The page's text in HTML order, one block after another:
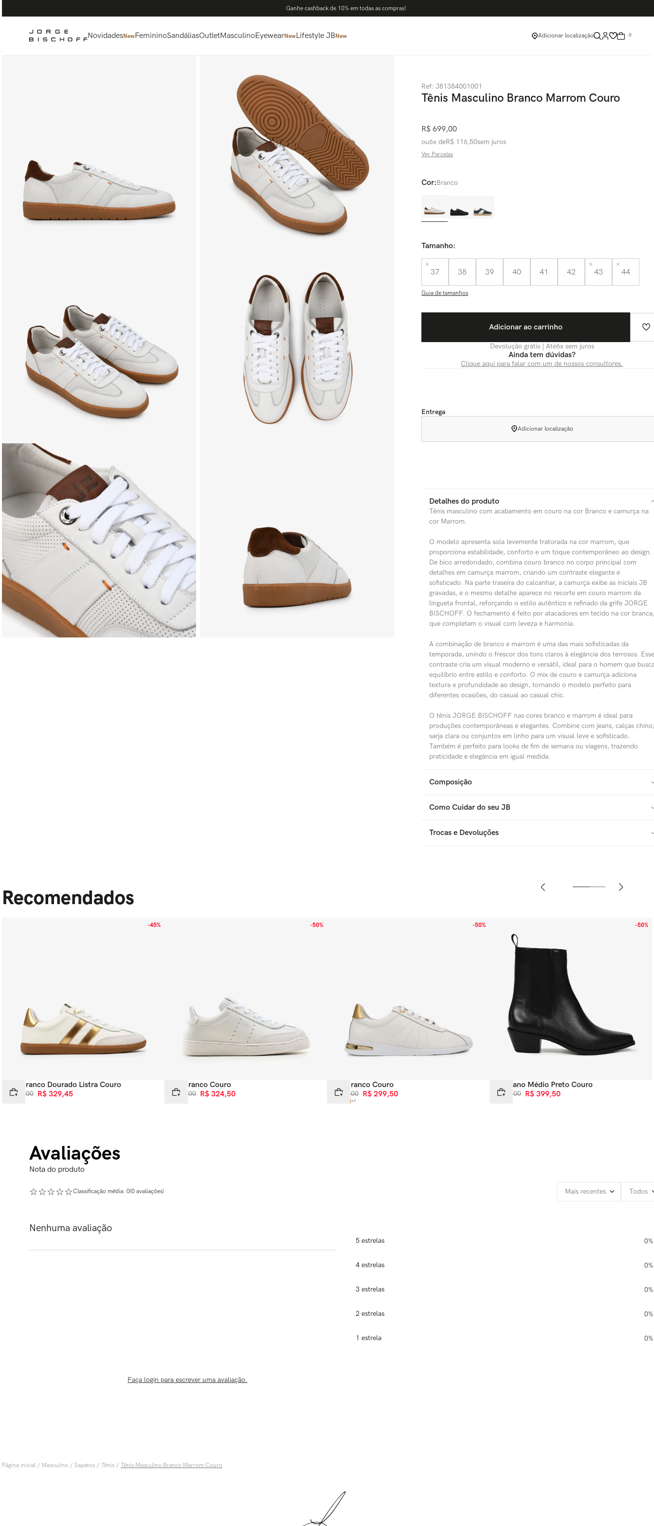
Ganhe cashback de 10% em todas as compras!
NovidadesNewFemininoSandáliasOutletMasculinoEyewearNewLifestyle JBNew Adicionar localização 0
Ref: J81384001001
Tênis Masculino Branco Marrom Couro
R$ 699,00
ou6x deR$ 116,50sem juros
Ver Parcelas
Cor:Branco
Tamanho
37 38 39 40 41 42 43 44
Guia de tamanhos
Adicionar ao carrinho
Devolução grátis | Até6x sem juros
Ainda tem dúvidas?
Clique aqui para falar com um de nossos consultores.
Entrega
Adicionar localização
Detalhes do produto
Tênis masculino com acabamento em couro na cor Branco e camurça na
cor Marrom.
O modelo apresenta sola levemente tratorada na cor marrom, que
proporciona estabilidade, conforto e um toque contemporâneo ao design.
De bico arredondado, combina couro branco no corpo principal com
detalhes em camurça marrom, criando um contraste elegante e
sofisticado. Na parte traseira do calcanhar, a camurça exibe as iniciais JB
gravadas, e o mesmo detalhe aparece no recorte em couro marrom da
lingueta frontal, reforçando o estilo autêntico e refinado da grife JORGE
BISCHOFF. O fechamento é feito por atacadores em tecido na cor branca,
que completam o visual com leveza e harmonia.
A combinação de branco e marrom é uma das mais sofisticadas da
temporada, unindo o frescor dos tons claros à elegância dos terrosos. Esse
contraste cria um visual moderno e versátil, ideal para o homem que
equilíbrio entre estilo e conforto. O mix de couro e camurça adiciona
textura e profundidade ao design, tornando o modelo perfeito para
diferentes ocasiões, do casual ao casual chic.
O tênis JORGE BISCHOFF nas cores branco e marrom é ideal para
produções contemporâneas e elegantes. Combine com jeans, calças chino,
sarja clara ou conjuntos em linho para um visual leve e sofisticado.
Também é perfeito para looks de fim de semana ou viagens, trazendo
praticidade e elegância em igual medida.
Composição
Como Cuidar do seu JB
Trocas e Devoluções
Recomendados
-45%
Tênis Branco Dourado Listra Couro
R$ 599 ,00 R$ 329,45
-50%
Tênis Branco Couro
R$ 649 ,00 R$ 324,50
-50%
Tênis Branco Couro
R$ 599 ,00 R$ 299,50
+1
-50%
Bota Cano Médio Preto Couro
R$ 799 ,00 R$ 399,50
Avaliações
☆☆☆☆☆Classificação média: 0(0 avaliações)
5 estrelas 0%
4 estrelas 0%
3 estrelas 0%
2 estrelas 0%
1 estrela 0%
Faça login para escrever uma avaliação.
Mais recentes Todos
Nenhuma avaliação
Masculino Sapatos Tênis Tênis Masculino Branco Marrom Couro
1º bolsa
scarpin